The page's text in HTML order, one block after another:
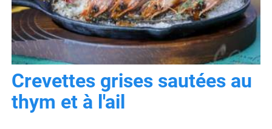
Crevettes grises sautées au
thym et à l'ail